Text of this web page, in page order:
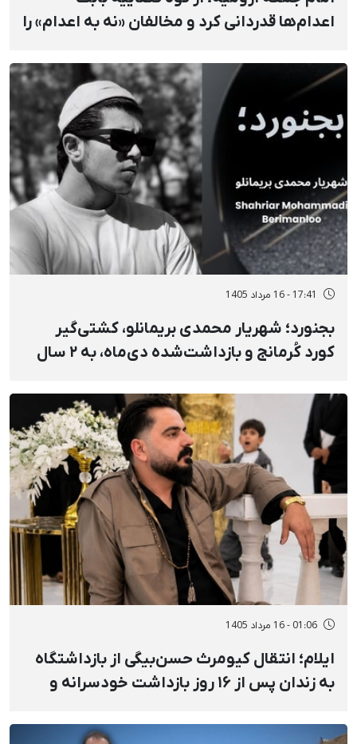
اعدام‌ها قدردانی کرد و مخالفان «نه به اعدام» را
17:41 - 16 مرداد 1405
بجنورد؛ شهریار محمدی بریمانلو، کشتی‌گیر
کورد کُرمانج و بازداشت‌شده دی‌ماه، به ۲ سال
01:06 - 16 مرداد 1405
ایلام؛ انتقال کیومرث حسن‌بیگی از بازداشتگاه
به زندان پس از ۱۶ روز بازداشت خودسرانه و